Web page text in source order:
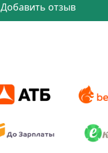
Добавить отзыв